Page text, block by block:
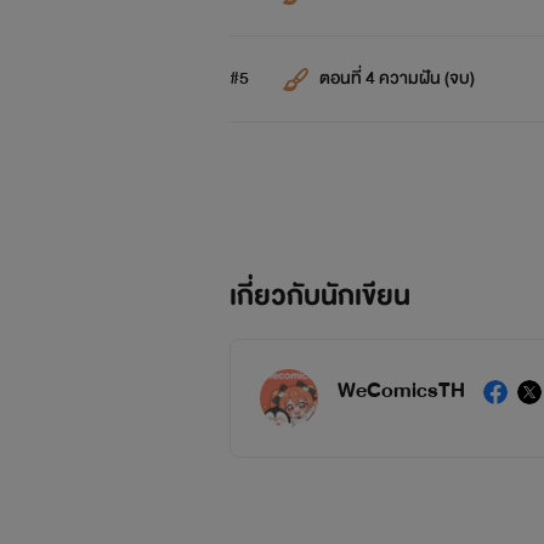
#5 ตอนที่ 4 ความฝัน (จบ)
เกี่ยวกับนักเขียน
WeComicsTH